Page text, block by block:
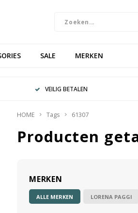
SALE MERKEN
VEILIG BETALEN
HOME Tags 61307
Producten
MERKEN
ALLE MERKEN LORENA PAGGI